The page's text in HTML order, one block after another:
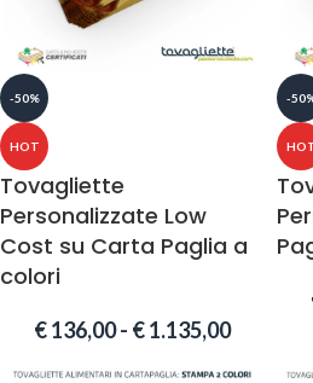
-50%
HOT
Tovagliette
Personalizzate Low
Cost su Carta Paglia a
colori
€136,00- €1.135,00
-